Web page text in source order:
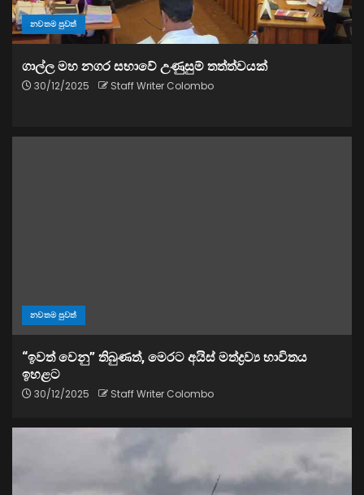
නවතම පුවත්
ගාල්ල මහ නගර සභාවේ උණුසුම් තත්ත්වයක්
30/12/2025 Staff Writer Colombo
නවතම පුවත්
“ඉවත් වෙනු” තිබුණත්, මෙරට අයිස් මත්ද්‍රව්‍ය භාවිතය
ඉහළට
30/12/2025 Staff Writer Colombo